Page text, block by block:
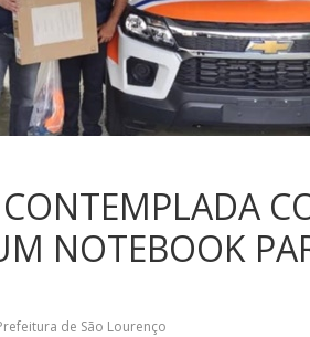
NOTEBOOK
de São Lourenço